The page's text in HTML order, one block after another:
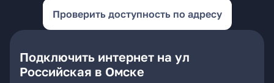
Проверить доступность по адресу
Подключить интернет на ул
Российская в Омске